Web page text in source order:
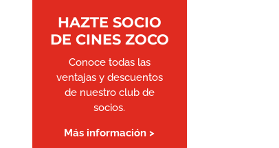
HAZTE SOCIO
DE CINES ZOCO
Conoce todas las
ventajas y descuentos
de nuestro club de
socios.
Más información >